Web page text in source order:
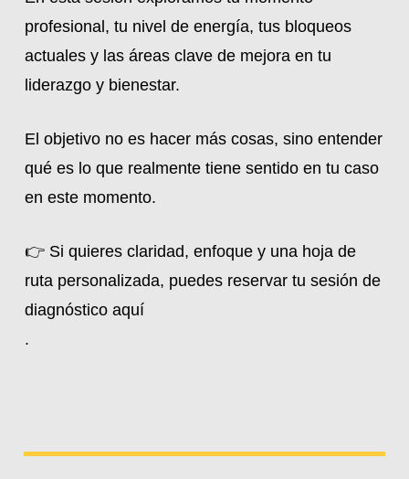
profesional, tu nivel de energía, tus bloqueos
actuales y las áreas clave de mejora en tu
liderazgo y bienestar.
El objetivo no es hacer más cosas, sino entender
qué es lo que realmente tiene sentido en tu caso
en este momento.
👉 Si quieres claridad, enfoque y una hoja de
ruta personalizada, puedes reservar tu sesión de
diagnóstico aquí
.